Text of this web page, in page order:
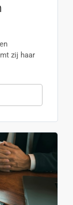
zij haar